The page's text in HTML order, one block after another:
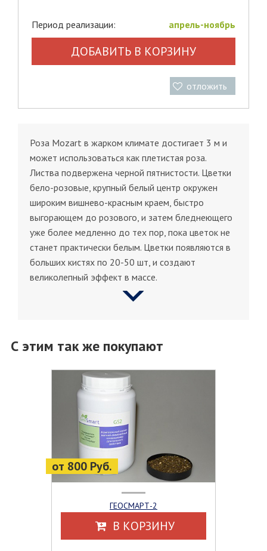
Период реализации: апрель-ноябрь
ДОБАВИТЬ В КОРЗИНУ
отложить
Роза Mozart в жарком климате достигает 3 м и
может использоваться как плетистая роза.
Листва подвержена черной пятнистости. Цветки
бело-розовые, крупный белый центр окружен
широким вишнево-красным краем, быстро
выгорающем до розового, и затем бледнеющего
уже более медленно до тех пор, пока цветок не
станет практически белым. Цветки появляются в
больших кистях по 20-50 шт, и создают
великолепный эффект в массе.
С этим так же покупают
от 800 Руб.
ГЕОСМАРТ-2
В КОРЗИНУ